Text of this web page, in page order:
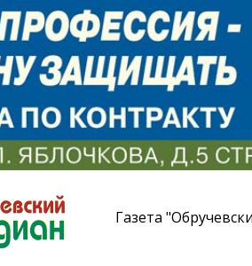
Газета